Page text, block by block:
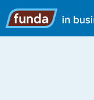
Hoofdmenu